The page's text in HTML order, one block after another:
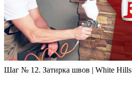
Шаг № 12. Затирка швов | White Hills